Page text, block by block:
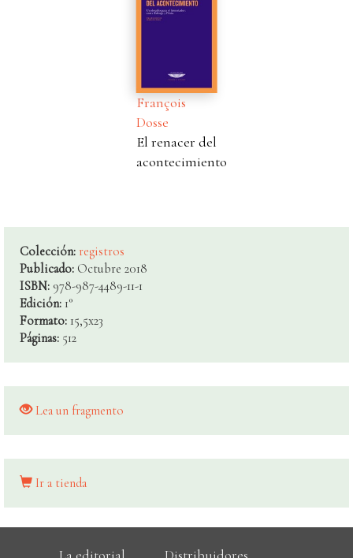
François
Dosse
El renacer del
acontecimiento
Colección: registros
Publicado: Octubre 2018
ISBN: 978-987-4489-11-1
Edición: 1°
Formato: 15,5x23
Páginas: 512
Lea un fragmento
Ir a tienda